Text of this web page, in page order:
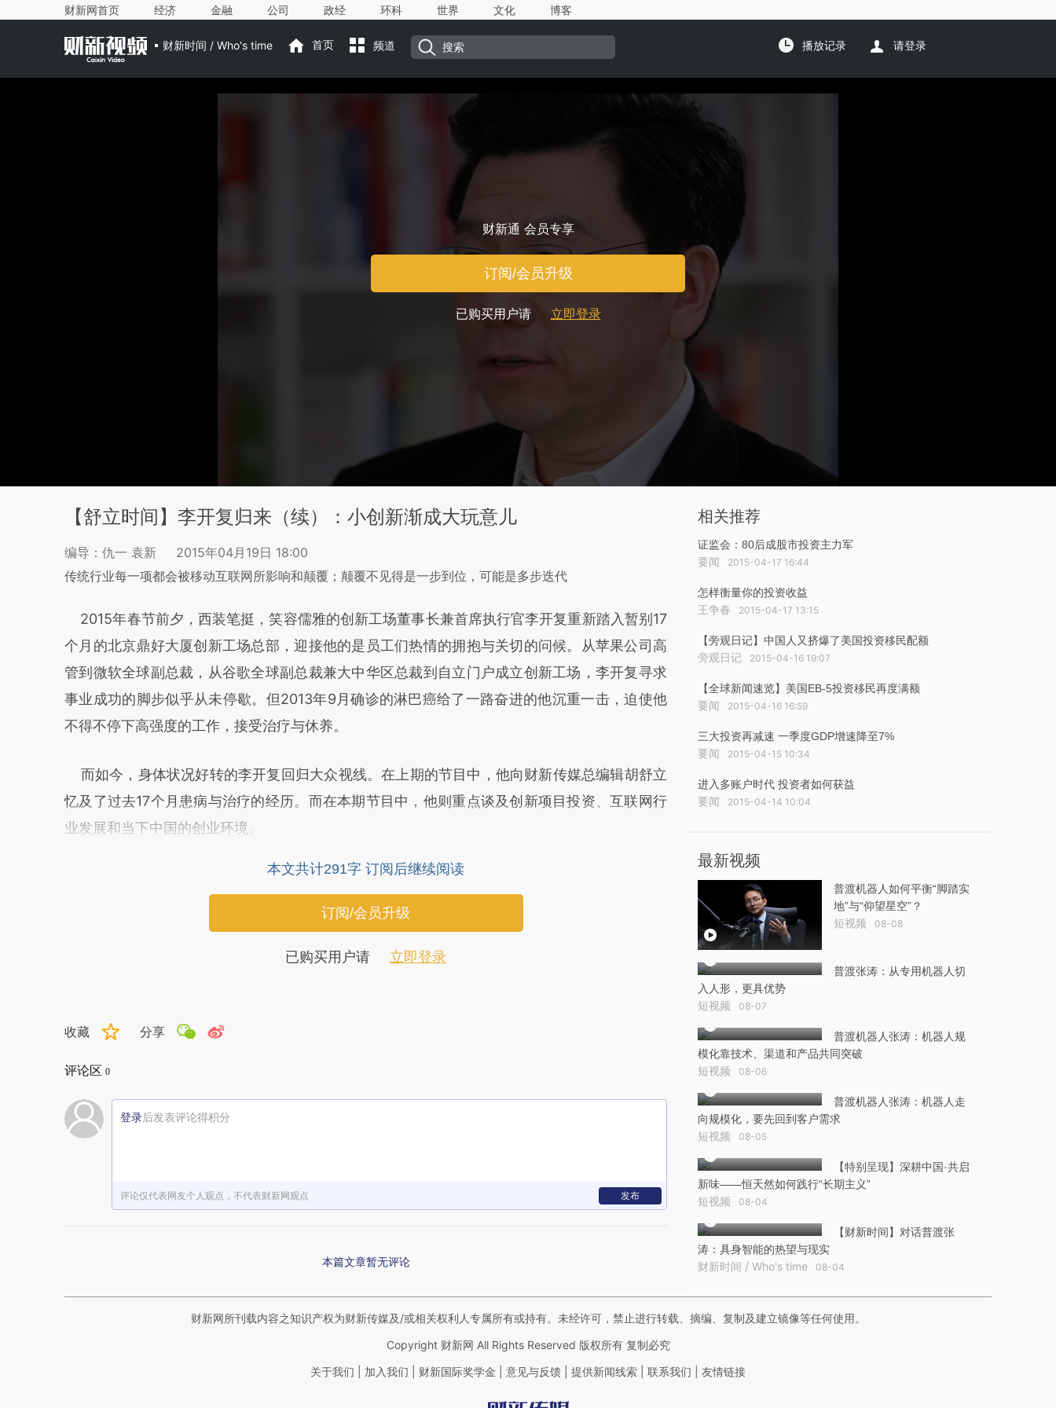
财新网首页 经济 金融 公司 政经 环科 世界 文化 博客
财新时间 / Who's time 首页 频道 播放记录 请登录
财新通 会员专享
订阅/会员升级
已购买用户请 立即登录
【舒立时间】李开复归来（续）：小创新渐成大玩意儿
编导：仇一 袁新
2015年04月19日 18:00
传统行业每一项都会被移动互联网所影响和颠覆；颠覆不见得是一步到位，可能是多步迭代
2015年春节前夕，西装笔挺，笑容儒雅的创新工场董事长兼首席执行官李开复重新踏入暂别17
个月的北京鼎好大厦创新工场总部，迎接他的是员工们热情的拥抱与关切的问候。从苹果公司高
管到微软全球副总裁，从谷歌全球副总裁兼大中华区总裁到自立门户成立创新工场，李开复寻求
事业成功的脚步似乎从未停歇。但2013年9月确诊的淋巴癌给了一路奋进的他沉重一击，迫使他
不得不停下高强度的工作，接受治疗与休养。
而如今，身体状况好转的李开复回归大众视线。在上期的节目中，他向财新传媒总编辑胡舒立
忆及了过去17个月患病与治疗的经历。而在本期节目中，他则重点谈及创新项目投资、互联网行
业发展和当下中国的创业环境。
本文共计291字 订阅后继续阅读
订阅/会员升级
已购买用户请 立即登录
收藏 分享
评论区 0
登录后发表评论得积分
评论仅代表网友个人观点，不代表财新网观点 发布
本篇文章暂无评论
相关推荐
证监会：80后成股市投资主力军
要闻 2015-04-17 16:44
怎样衡量你的投资收益
王争春 2015-04-17 13:15
【旁观日记】中国人又挤爆了美国投资移民配额
旁观日记 2015-04-16 19:07
【全球新闻速览】美国EB-5投资移民再度满额
要闻 2015-04-16 16:59
三大投资再减速 一季度GDP增速降至7%
要闻 2015-04-15 10:34
进入多账户时代 投资者如何获益
要闻 2015-04-14 10:04
最新视频
普渡机器人如何平衡“脚踏实
地”与“仰望星空”？
短视频 08-08
普渡张涛：从专用机器人切
入人形，更具优势
短视频 08-07
普渡机器人张涛：机器人规
模化靠技术、渠道和产品共同突破
短视频 08-06
普渡机器人张涛：机器人走
向规模化，要先回到客户需求
短视频 08-05
【特别呈现】深耕中国·共启
新味——恒天然如何践行“长期主义”
短视频 08-04
【财新时间】对话普渡张
涛：具身智能的热望与现实
财新时间 / Who's time 08-04
财新网所刊载内容之知识产权为财新传媒及/或相关权利人专属所有或持有。未经许可，禁止进行转载、摘编、复制及建立镜像等任何使用。
Copyright 财新网 All Rights Reserved 版权所有 复制必究
关于我们 加入我们 财新国际奖学金 意见与反馈 提供新闻线索 联系我们 友情链接